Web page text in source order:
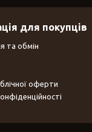
для покупців
та обмін
оферти